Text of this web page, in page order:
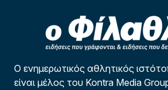
Ο ενημερωτικός αθλητικός
είναι μέλος του Kontra Media